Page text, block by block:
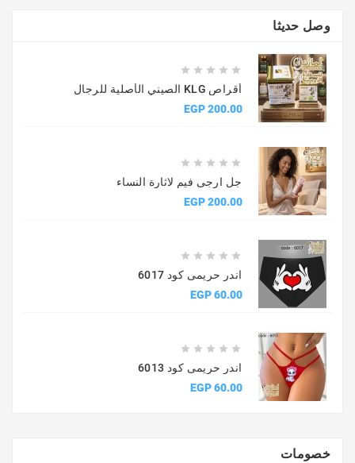
وصل حديثا





أقراص KLG الصيني الأصلية للرجال
200.00 EGP





جل ارجى فيم لاثارة النساء
200.00 EGP





اندر حريمى كود 6017
60.00 EGP





اندر حريمى كود 6013
60.00 EGP
خصومات